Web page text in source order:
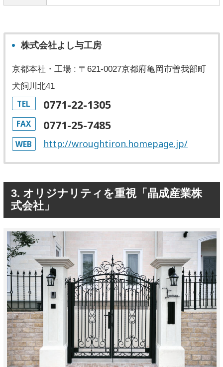
株式会社よし与工房
京都本社・工場 : 〒621-0027京都府亀岡市曽我部町
犬飼川北41
TEL 0771-22-1305
FAX 0771-25-7485
WEB http://wroughtiron.homepage.jp/
3. オリジナリティを重視「晶成産業株
式会社」